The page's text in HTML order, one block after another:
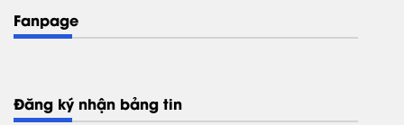
Fanpage
Đăng ký nhận bảng tin